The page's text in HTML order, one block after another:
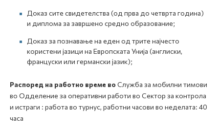
Доказ сите свидетелства (од прва до четврта година)
и диплома за завршено средно образование;
Доказ за познавање на еден од трите најчесто
користени јазици на Европската Унија (англиски,
француски или германски јазик);
Распоред на работно време во Служба за мобилни тимови
во Одделение за оперативни работи во Сектор за контрола
и истраги : работа во турнус, работни часови во неделата: 40
часа